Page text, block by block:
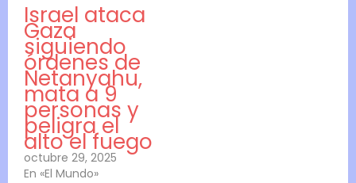
Israel ataca
Gaza
siguiendo
órdenes de
Netanyahu,
mata a 9
personas y
peligra el
alto el fuego
octubre 29, 2025
En «El Mundo»